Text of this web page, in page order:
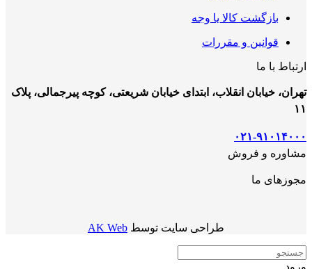
بازگشت کالا یا وجه
قوانین و مقررات
ارتباط با ما
تهران، خیابان انقلاب، ابتدای خیابان شریعتی، کوچه پیرجمالی، پلاک
۱۱
۰۲۱-۹۱۰۱۴۰۰۰
مشاوره و فروش
مجوزهای ما
طراحی سایت توسط AK Web